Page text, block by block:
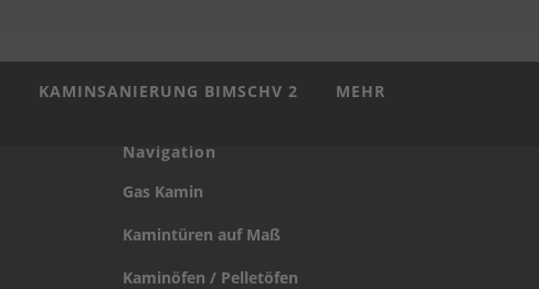
KAMINSANIERUNG BIMSCHV 2 MEHR
Navigation
Gas Kamin
Kamintüren auf Maß
Kaminöfen / Pelletöfen